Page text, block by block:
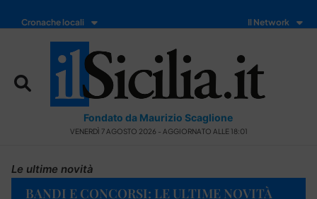
Cronache locali Il Network
Fondato da Maurizio Scaglione
VENERDÌ 7 AGOSTO 2026 - AGGIORNATO ALLE 18:01
Le ultime novità
BANDI E CONCORSI: LE ULTIME NOVITÀ